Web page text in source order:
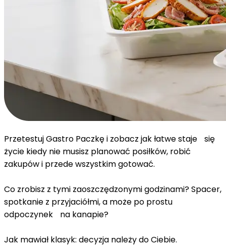
Przetestuj Gastro Paczkę i zobacz jak łatwe staje się
życie kiedy nie musisz planować posiłków, robić
zakupów i przede wszystkim gotować.
Co zrobisz z tymi zaoszczędzonymi godzinami? Spacer,
spotkanie z przyjaciółmi, a może po prostu
odpoczynek na kanapie?
Jak mawiał klasyk: decyzja należy do Ciebie.